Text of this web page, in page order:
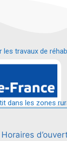
les travaux de
dans les zones
Horaires